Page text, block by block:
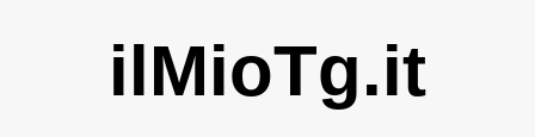
ilMioTg.it